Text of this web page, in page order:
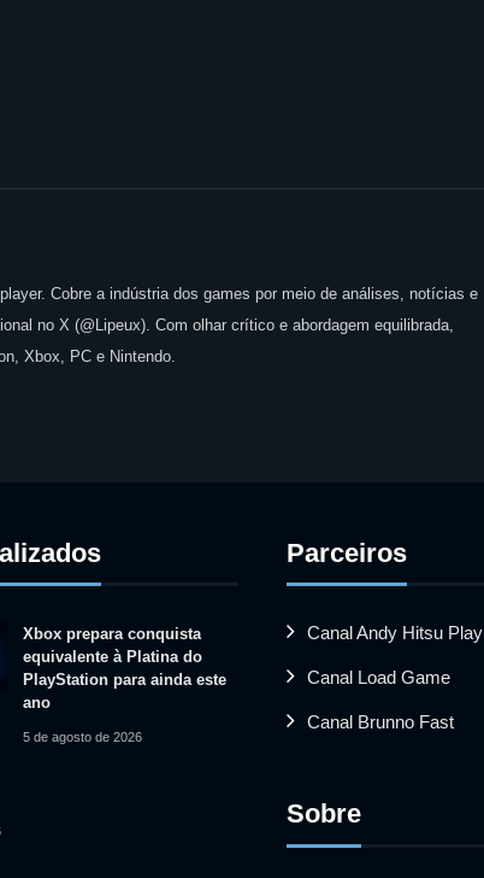
Cobre a indústria dos games por meio de análises, notícias e
no X (@Lipeux). Com olhar crítico e abordagem equilibrada,
Xbox, PC e Nintendo.
Xbox prepara conquista
equivalente à Platina do
PlayStation para ainda este
ano
5 de agosto de 2026
Parceiros
Canal Andy Hitsu Play
Canal Load Game
Canal Brunno Fast
Sobre